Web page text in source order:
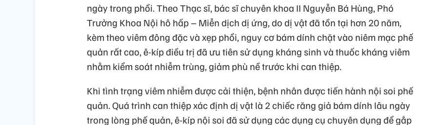
ngày trong phổi. Theo Thạc sĩ, bác sĩ chuyên khoa II Nguyễn Bá Hùng, Phó
Trưởng Khoa Nội hô hấp – Miễn dịch dị ứng, do dị vật đã tồn tại hơn 20 năm,
kèm theo viêm đông đặc và xẹp phổi, nguy cơ bám dính chặt vào niêm mạc phế
quản rất cao, ê-kíp điều trị đã ưu tiên sử dụng kháng sinh và thuốc kháng viêm
nhằm kiểm soát nhiễm trùng, giảm phù nề trước khi can thiệp.
Khi tình trạng viêm nhiễm được cải thiện, bệnh nhân được tiến hành nội soi phế
quản. Quá trình can thiệp xác định dị vật là 2 chiếc răng giả bám dính lâu ngày
trong lòng phế quản, ê-kíp nội soi đã sử dụng các dụng cụ chuyên dụng để gắp